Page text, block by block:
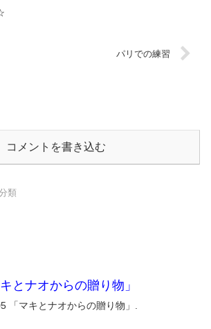
パリでの練習
コメントを書き込む
類
キとナオからの贈り物」
「マキとナオからの贈り物」.